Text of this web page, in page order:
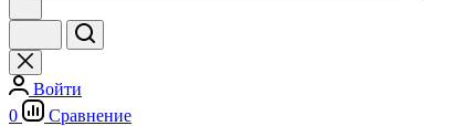
Войти
0
Сравнение